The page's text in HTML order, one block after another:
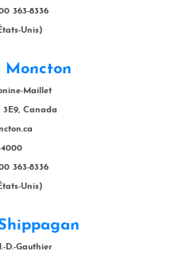
363-8336
Unis)
Moncton
Maillet
3E9, Canada
4000
363-8336
Unis)
D.-Gauthier